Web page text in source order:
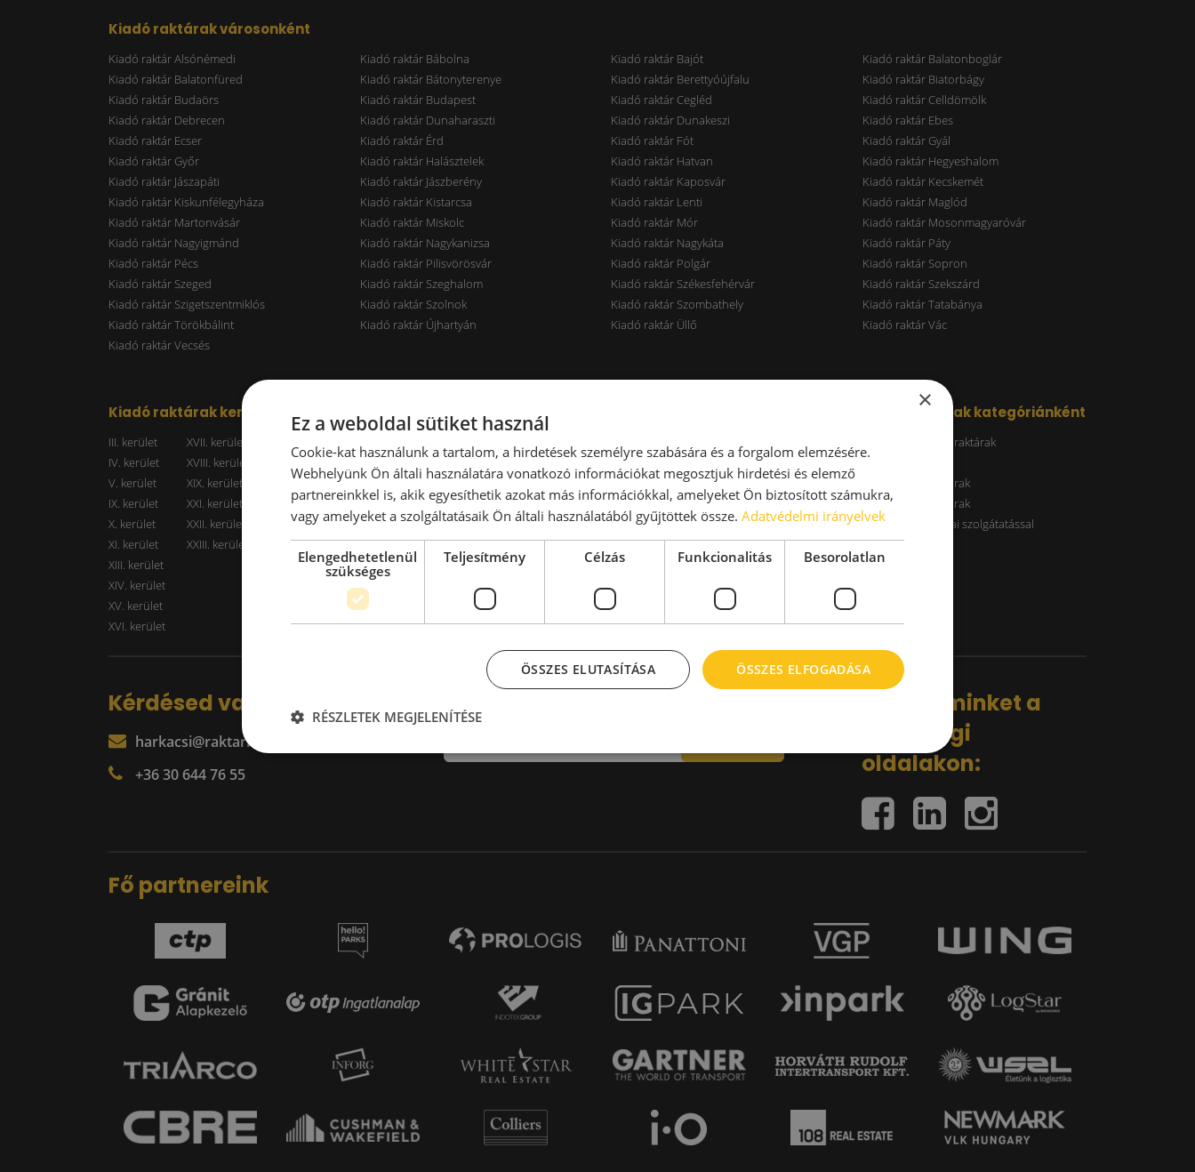
Kiadó raktárak városonként
Kiadó raktár Alsónémedi Kiadó raktár Bábolna Kiadó raktár Bajót
Kiadó raktár Balatonboglár
Kiadó raktár Balatonfüred
Kiadó raktár Bátonyterenye Kiadó raktár Berettyóújfalu
Kiadó raktár Biatorbágy
Kiadó raktár Budaörs
Kiadó raktár Budapest Kiadó raktár Cegléd
Kiadó raktár Celldömölk
Kiadó raktár Debrecen
Kiadó raktár Dunaharaszti Kiadó raktár Dunakeszi
Kiadó raktár Ebes
Kiadó raktár Ecser
Kiadó raktár Érd Kiadó raktár Fót
Kiadó raktár Gyál
Kiadó raktár Győr
Kiadó raktár Halásztelek Kiadó raktár Hatvan
Kiadó raktár Hegyeshalom
Kiadó raktár Jászapáti
Kiadó raktár Jászberény Kiadó raktár Kaposvár
Kiadó raktár Kecskemét
Kiadó raktár Kiskunfélegyháza
Kiadó raktár Kistarcsa Kiadó raktár Lenti
Kiadó raktár Maglód
Kiadó raktár Martonvásár
Kiadó raktár Miskolc Kiadó raktár Mór
Kiadó raktár Mosonmagyaróvár
Kiadó raktár Nagyigmánd
Kiadó raktár Nagykanizsa Kiadó raktár Nagykáta
Kiadó raktár Páty
Kiadó raktár Pécs
Kiadó raktár Pilisvörösvár Kiadó raktár Polgár
Kiadó raktár Sopron
Kiadó raktár Szeged
Kiadó raktár Szeghalom Kiadó raktár Székesfehérvár
Kiadó raktár Szekszárd
Kiadó raktár Szigetszentmiklós
Kiadó raktár Szolnok Kiadó raktár Szombathely
Kiadó raktár Tatabánya
Kiadó raktár Törökbálint
Kiadó raktár Újhartyán Kiadó raktár Üllő
Kiadó raktár Vác
Kiadó raktár Vecsés
Kiadó raktárak kerületenként
III. kerület
IV. kerület
V. kerület
IX. kerület
X. kerület
XI. kerület
XIII. kerület
XIV. kerület
XV. kerület
XVI. kerület
XVII. kerület
XVIII. kerület
XIX. kerület
XXI. kerület
XXII. kerület
XXIII. kerület
Raktárak ár szerint
Kiadó raktár 7-10 EUR
Kiadó raktár 10-14 EUR
Kiadó raktár > 14 EUR
Kiadó raktár 100-300 m2
Kiadó raktár 300-600 m2
Kiadó raktár 600-1000 m2
Kiadó raktár 1000-2000 m2
Kiadó raktár > 2000 m2
Kiadó raktárak kategóriánként
Energiatakarékos raktárak
ESG raktár
A kategóriás raktárak
B kategóriás raktárak
Raktárak logisztikai szolgátatással
Kérdésed van?
harkacsi@raktarkereso.hu
+36 30 644 76 55
Hírlevél
Kövess minket a
közösségi
oldalakon:
Fő partnereink
×
Ez a weboldal sütiket használ
Cookie-kat használunk a tartalom, a hirdetések személyre szabására és a forgalom elemzésére.
Webhelyünk Ön általi használatára vonatkozó információkat megosztjuk hirdetési és elemző
partnereinkkel is, akik egyesíthetik azokat más információkkal, amelyeket Ön biztosított számukra,
vagy amelyeket a szolgáltatásaik Ön általi használatából gyűjtöttek össze. Adatvédelmi irányelvek
Elengedhetetlenül
szükséges
Teljesítmény Célzás Funkcionalitás Besorolatlan
ÖSSZES ELFOGADÁSA
ÖSSZES ELUTASÍTÁSA
RÉSZLETEK MEGJELENÍTÉSE